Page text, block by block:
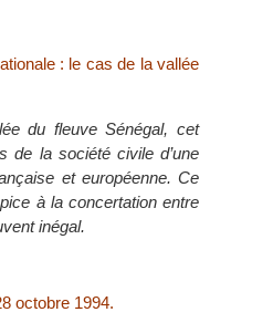
: le cas de la vallée
du fleuve Sénégal, cet
de la société civile d’une
et européenne. Ce
à la concertation entre
inégal.
octobre 1994.